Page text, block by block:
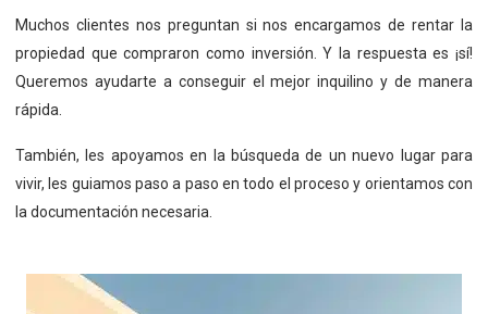
Muchos clientes nos preguntan si nos encargamos de rentar la
propiedad que compraron como inversión. Y la respuestaes ¡sí!
Queremos ayudarte a conseguir el mejor inquilino yde manera
rápida.
También, les apoyamos en la búsqueda de un nuevo lugar para
vivir, les guiamos paso a paso en todo el proceso y orientamos con
la documentación necesaria.